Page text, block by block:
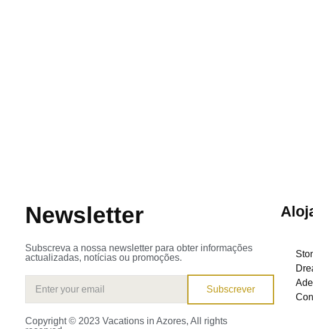
Newsletter
Subscreva a nossa newsletter para obter informações
actualizadas, notícias ou promoções.
Subscrever
Copyright © 2023 Vacations in Azores, All rights